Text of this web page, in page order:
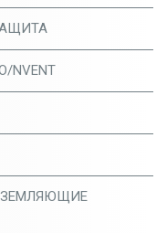
NVENT